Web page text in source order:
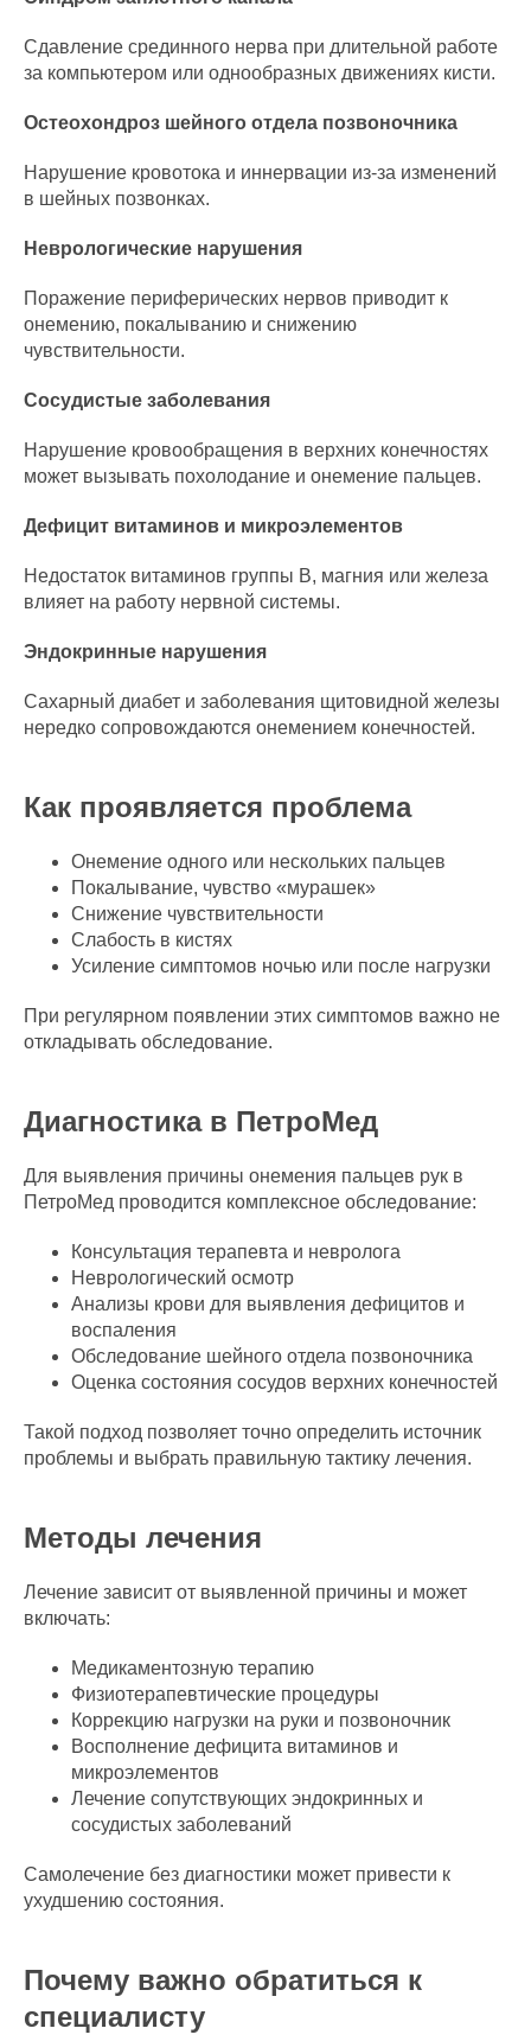
Сдавление срединного нерва при длительной работе
за компьютером или однообразных движениях кисти.
Остеохондроз шейного отдела позвоночника
Нарушение кровотока и иннервации из-за изменений
в шейных позвонках.
Неврологические нарушения
Поражение периферических нервов приводит к
онемению, покалыванию и снижению
чувствительности.
Сосудистые заболевания
Нарушение кровообращения в верхних конечностях
может вызывать похолодание и онемение пальцев.
Дефицит витаминов и микроэлементов
Недостаток витаминов группы B, магния или железа
влияет на работу нервной системы.
Эндокринные нарушения
Сахарный диабет и заболевания щитовидной железы
нередко сопровождаются онемением конечностей.
Как проявляется проблема
Онемение одного или нескольких пальцев
Покалывание, чувство «мурашек»
Снижение чувствительности
Слабость в кистях
Усиление симптомов ночью или после нагрузки
При регулярном появлении этих симптомов важно не
откладывать обследование.
Диагностика в ПетроМед
Для выявления причины онемения пальцев рук в
ПетроМед проводится комплексное обследование:
Консультация терапевта и невролога
Неврологический осмотр
Анализы крови для выявления дефицитов и
воспаления
Обследование шейного отдела позвоночника
Оценка состояния сосудов верхних конечностей
Такой подход позволяет точно определить источник
проблемы и выбрать правильную тактику лечения.
Методы лечения
Лечение зависит от выявленной причины и может
включать:
Медикаментозную терапию
Физиотерапевтические процедуры
Коррекцию нагрузки на руки и позвоночник
Восполнение дефицита витаминов и
микроэлементов
Лечение сопутствующих эндокринных и
сосудистых заболеваний
Самолечение без диагностики может привести к
ухудшению состояния.
Почему важно обратиться к
специалисту